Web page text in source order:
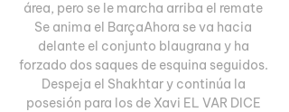
área, pero se le marcha arriba el remate
Se anima el BarçaAhora se va hacia
delante el conjunto blaugrana y ha
forzado dos saques de esquina seguidos.
Despeja el Shakhtar y continúa la
posesión para los de Xavi EL VAR DICE